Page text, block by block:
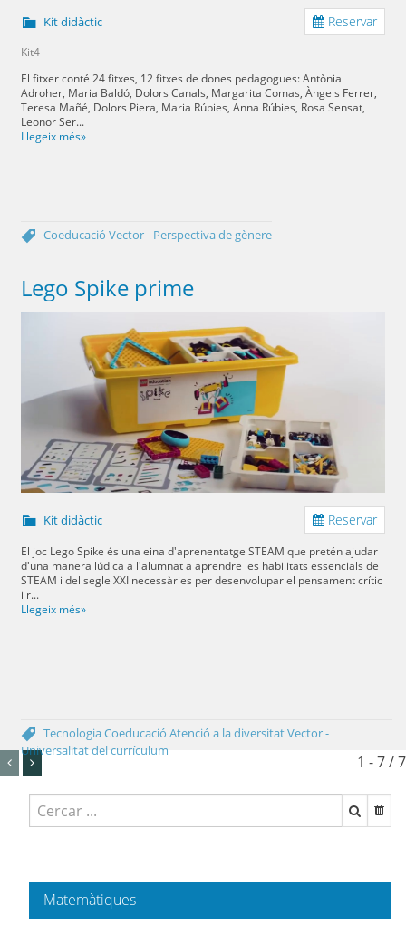
Reservar
Kit didàctic
Kit4
El fitxer conté 24 fitxes, 12 fitxes de dones pedagogues: Antònia
Adroher, Maria Baldó, Dolors Canals, Margarita Comas, Àngels Ferrer,
Teresa Mañé, Dolors Piera, Maria Rúbies, Anna Rúbies, Rosa Sensat,
Leonor Ser...
Llegeix més»
CoeducacióVector - Perspectiva de gènere
Lego Spike prime
Reservar
Kit didàctic
El joc Lego Spike és una eina d'aprenentatge STEAM que pretén ajudar
d'una manera lúdica a l'alumnat a aprendre les habilitats essencials de
STEAM i del segle XXI necessàries per desenvolupar el pensament crític
i r...
Llegeix més»
TecnologiaCoeducacióAtenció a la diversitatVector -
Universalitat del currículum
1 - 7 / 7
Matemàtiques